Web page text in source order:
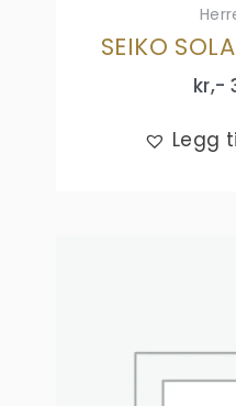
SEIKO
kr,-
Legg